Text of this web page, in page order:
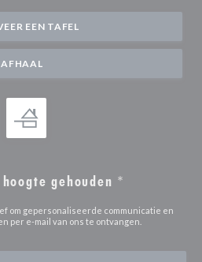
EEN TAFEL
AFHAAL
gehouden *
om gepersonaliseerde communicatie en
per e-mail van ons te ontvangen.